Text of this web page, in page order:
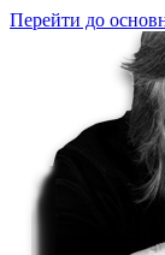
Перейти до